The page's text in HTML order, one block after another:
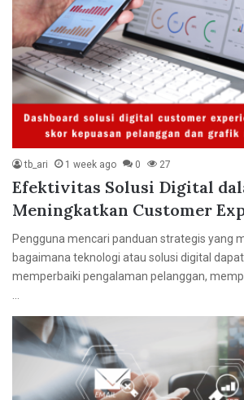
tb_ari 1 week ago 0 27
Efektivitas Solusi Digital
Meningkatkan Customer
Pengguna mencari panduan strategis yang
bagaimana teknologi atau solusi digital
memperbaiki pengalaman pelanggan,
…